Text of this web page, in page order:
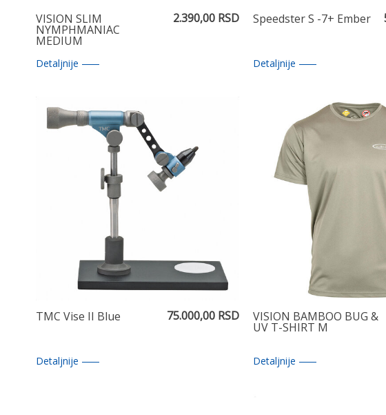
VISION SLIM
NYMPHMANIAC
MEDIUM
2.390,00 RSD
Detaljnije
Speedster S -7+ Ember
Detaljnije
TMC Vise II Blue 75.000,00 RSD
Detaljnije
VISION BAMBOO BUG &
UV T-SHIRT M
Detaljnije